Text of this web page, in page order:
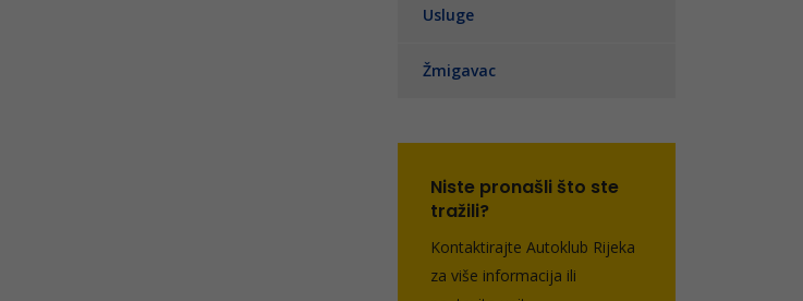
Usluge
Žmigavac
Niste pronašli što ste
tražili?
Kontaktirajte Autoklub Rijeka
za više informacija ili